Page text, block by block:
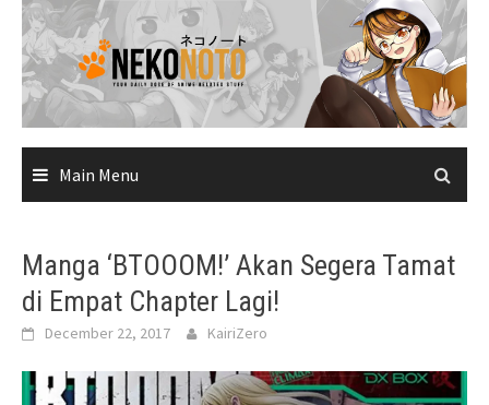
Skip
content
Main Menu
Manga ‘BTOOOM!’ Akan Segera Tamat
di Empat Chapter Lagi!
December 22, 2017 KairiZero